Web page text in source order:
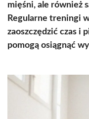
mięśni, ale również
Regularne treningi
zaoszczędzić czas i
pomogą osiągnąć